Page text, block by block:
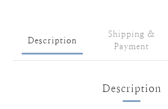
Description
Shipping &
Payment
Description